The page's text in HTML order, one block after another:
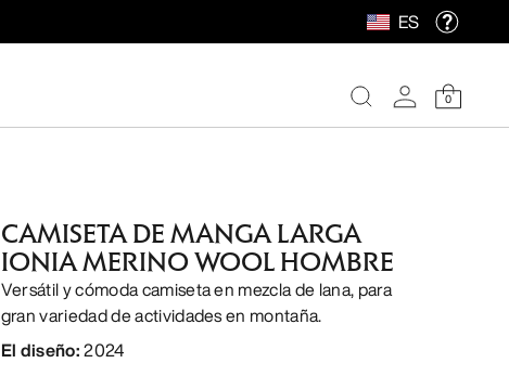
ES
0
CAMISETA DE MANGA LARGA
IONIA MERINO WOOL HOMBRE
Versátil y cómoda camiseta en mezcla de lana, para
gran variedad de actividades en montaña.
El diseño:2024